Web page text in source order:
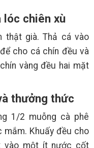
lóc chiên xù
thật già. Thả cá vào
cho cá chín đều và
vàng đều hai mặt
thưởng thức
1/2 muỗng cà phê
Khuấy đều cho
vào một ít nước cốt